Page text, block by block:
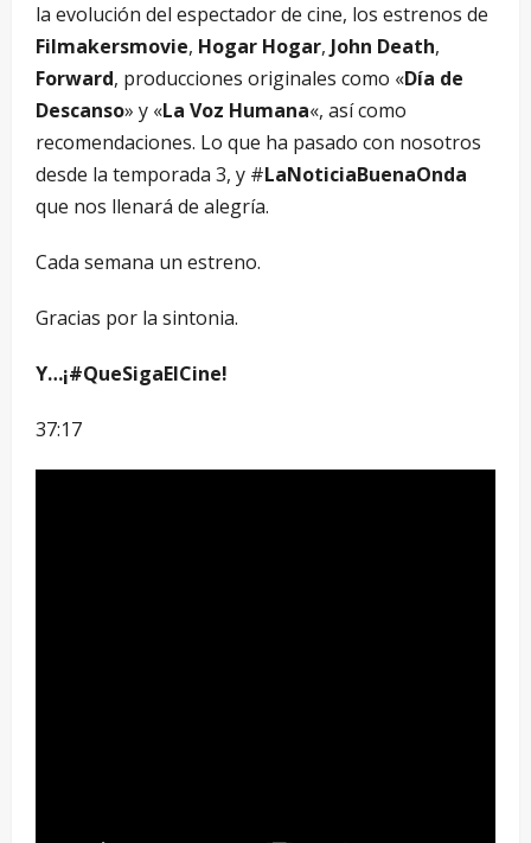
la evolución del espectador de cine, los estrenos de
Filmakersmovie, Hogar Hogar, John Death,
Forward, producciones originales como «Día de
Descanso» y «La Voz Humana«, así como
recomendaciones. Lo que ha pasado con nosotros
desde la temporada 3, y #LaNoticiaBuenaOnda
que nos llenará de alegría.
Cada semana un estreno.
Gracias por la sintonia.
Y…¡#QueSigaElCine!
37:17